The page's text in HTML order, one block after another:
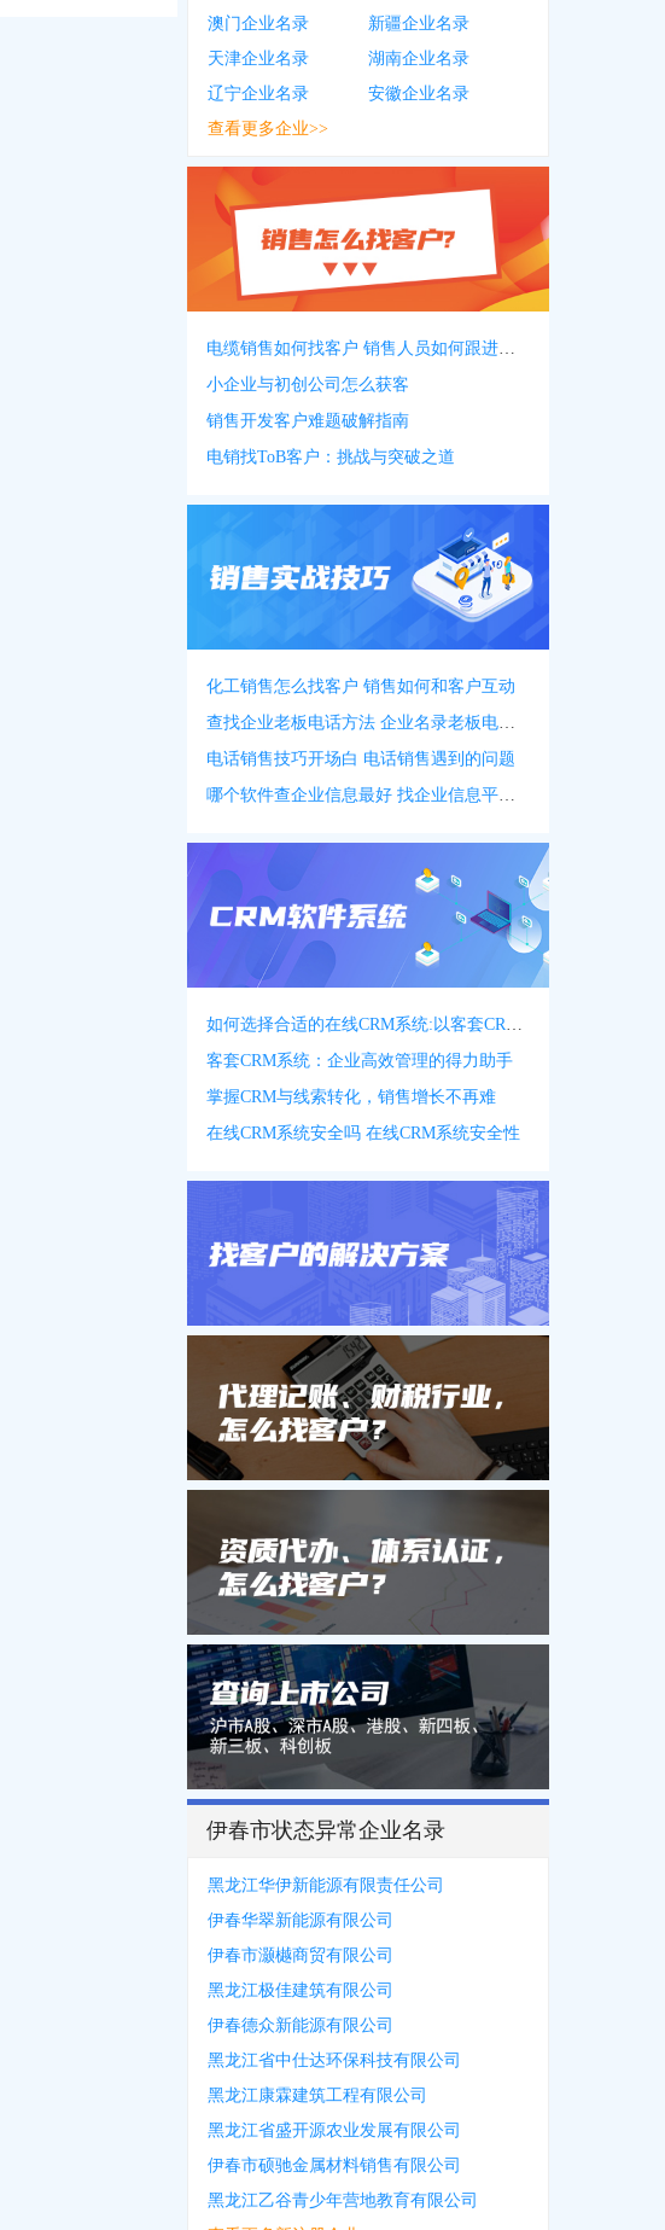
澳门企业名录
新疆企业名录
天津企业名录
湖南企业名录
辽宁企业名录
安徽企业名录
查看更多企业>>
电缆销售如何找客户 销售人员如何跟进客户
小企业与初创公司怎么获客
销售开发客户难题破解指南
电销找ToB客户：挑战与突破之道
化工销售怎么找客户 销售如何和客户互动
查找企业老板电话方法 企业名录老板电话名录
电话销售技巧开场白 电话销售遇到的问题
哪个软件查企业信息最好 找企业信息平台 app
如何选择合适的在线CRM系统:以客套CRM系统为例
客套CRM系统：企业高效管理的得力助手
掌握CRM与线索转化，销售增长不再难
在线CRM系统安全吗 在线CRM系统安全性
伊春市状态异常企业名录
黑龙江华伊新能源有限责任公司
伊春华翠新能源有限公司
伊春市灏樾商贸有限公司
黑龙江极佳建筑有限公司
伊春德众新能源有限公司
黑龙江省中仕达环保科技有限公司
黑龙江康霖建筑工程有限公司
黑龙江省盛开源农业发展有限公司
伊春市硕驰金属材料销售有限公司
黑龙江乙谷青少年营地教育有限公司